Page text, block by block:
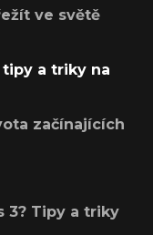
ve světě
tipy a triky na
začínajících
3? Tipy a triky